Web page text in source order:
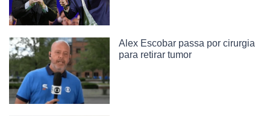
Alex Escobar passa por cirurgia
para retirar tumor